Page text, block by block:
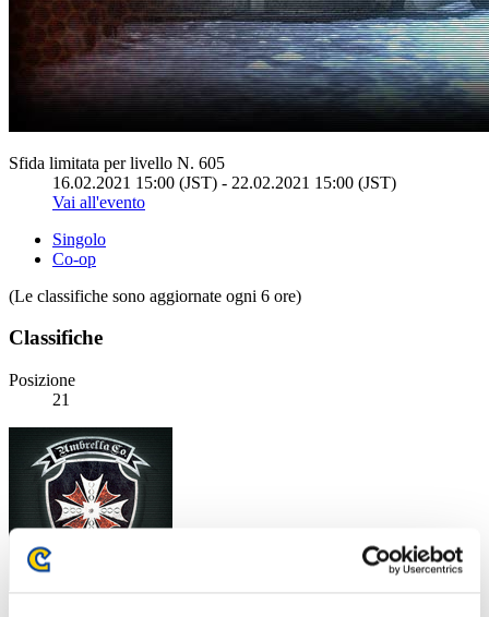
Sfida limitata per livello N. 605
16.02.2021 15:00 (JST) - 22.02.2021 15:00 (JST)
Vai all'evento
Singolo
Co-op
(Le classifiche sono aggiornate ogni 6 ore)
Classifiche
Posizione
21